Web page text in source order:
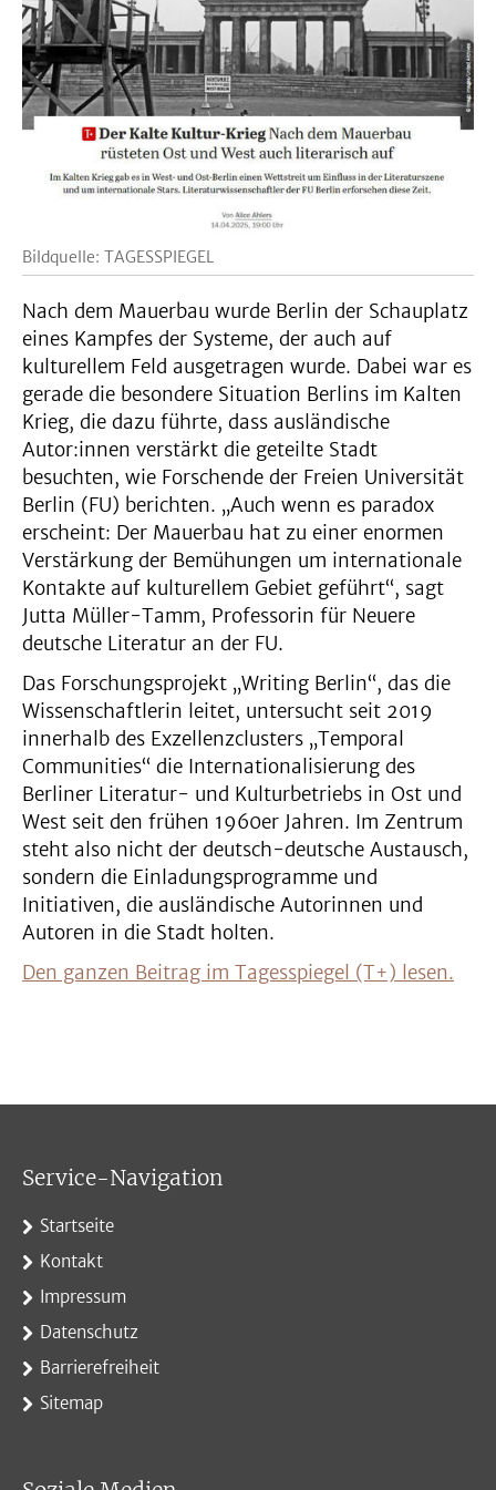
Bildquelle: TAGESSPIEGEL
Nach dem Mauerbau wurde Berlin der Schauplatz
eines Kampfes der Systeme, der auch auf
kulturellem Feld ausgetragen wurde. Dabei war es
gerade die besondere Situation Berlins im Kalten
Krieg, die dazu führte, dass ausländische
Autor:innen verstärkt die geteilte Stadt
besuchten, wie Forschende der Freien Universität
Berlin (FU) berichten. „Auch wenn es paradox
erscheint: Der Mauerbau hat zu einer enormen
Verstärkung der Bemühungen um internationale
Kontakte auf kulturellem Gebiet geführt“, sagt
Jutta Müller-Tamm, Professorin für Neuere
deutsche Literatur an der FU.
Das Forschungsprojekt „Writing Berlin“, das die
Wissenschaftlerin leitet, untersucht seit 2019
innerhalb des Exzellenzclusters „Temporal
Communities“ die Internationalisierung des
Berliner Literatur- und Kulturbetriebs in Ost und
West seit den frühen 1960er Jahren. Im Zentrum
steht also nicht der deutsch-deutsche Austausch,
sondern die Einladungsprogramme und
Initiativen, die ausländische Autorinnen und
Autoren in die Stadt holten.
Den ganzen Beitrag im Tagesspiegel (T+) lesen.
Service-Navigation
Startseite
Kontakt
Impressum
Datenschutz
Barrierefreiheit
Sitemap